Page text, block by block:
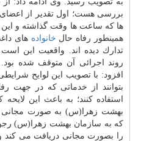
بررسی هست؛ اول تقدیر از
ها كه ساعت ها وقت گذاشته و
همینطور رفاه حال خانواده های
تدارك دیده اند. واقعیت این
روند اجرائی آن متوقف شده
افزود: با تصویب این لوایح
بتوانند از خدماتی كه در جهت
استفاده كنند؛ به باعث این
بهشت زهرا(س) به صورت مجانی
كه به سازمان بهشت زهرا(س)
را بصورت مجانی دریافت می كند